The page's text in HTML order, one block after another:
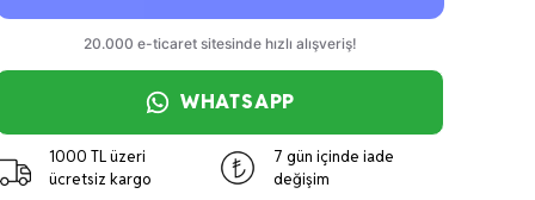
WHATSAPP
1000 TL üzeri
ücretsiz kargo
7 gün içinde iade
değişim